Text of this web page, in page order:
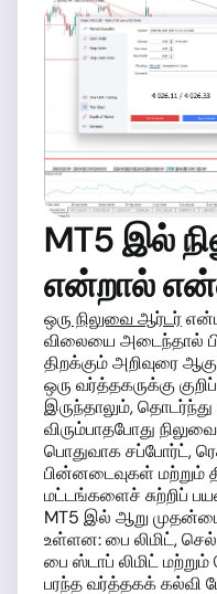
MT5 இல்
என்றால்
ஒரு நிலுவை ஆர்டர்
விலையை அடைந்தால்
திறக்கும் அறிவுரை
ஒரு வர்த்தகருக்கு
இருந்தாலும்,
விரும்பாதபோது
பொதுவாக சப்போர்ட்,
பின்னடைவுகள் மற்றும்
மட்டங்களைச் சுற்றிப்
MT5 இல் ஆறு
உள்ளன: பை லிமிட்,
பை ஸ்டாப் லிமிட் மற்றும்
பரந்த வர்த்தகக் கல்வி